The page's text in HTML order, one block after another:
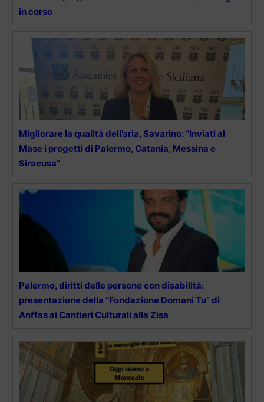
in corso
Migliorare la qualità dell’aria, Savarino: “Inviati al
Mase i progetti di Palermo, Catania, Messina e
Siracusa”
Palermo, diritti delle persone con disabilità:
presentazione della “Fondazione Domani Tu” di
Anffas ai Cantieri Culturali alla Zisa